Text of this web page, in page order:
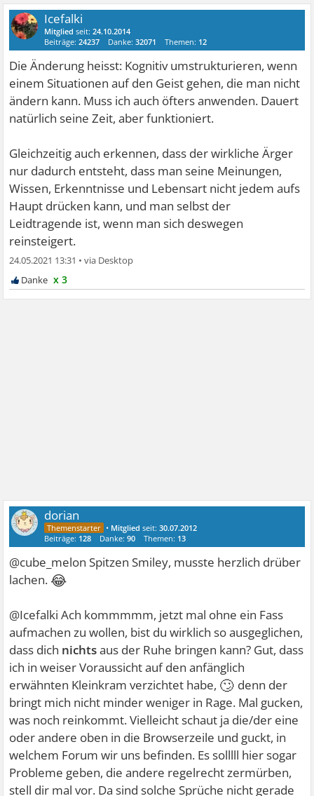
Icefalki
Mitglied seit:24.10.2014
Beiträge:24237 Danke:32071 Themen: 12
Die Änderung heisst: Kognitiv umstrukturieren, wenn
einem Situationen auf den Geist gehen, die man nicht
ändern kann. Muss ich auch öfters anwenden. Dauert
natürlich seine Zeit, aber funktioniert.
Gleichzeitig auch erkennen, dass der wirkliche Ärger
nur dadurch entsteht, dass man seine Meinungen,
Wissen, Erkenntnisse und Lebensart nicht jedem aufs
Haupt drücken kann, und man selbst der
Leidtragende ist, wenn man sich deswegen
reinsteigert.
24.05.2021 13:31 •
x 3
dorian
• Mitglied seit:30.07.2012
Beiträge: 128 Danke:90 Themen: 13
@cube_melon Spitzen Smiley, musste herzlich drüber
lachen. 😂
@Icefalki Ach kommmmm, jetzt mal ohne ein Fass
aufmachen zu wollen, bist du wirklich so ausgeglichen,
dass dich nichtsaus der Ruhe bringen kann? Gut, dass
ich in weiser Voraussicht auf den anfänglich
erwähnten Kleinkram verzichtet habe, 🙄 denn der
bringt mich nicht minder weniger in Rage. Mal gucken,
was noch reinkommt. Vielleicht schaut ja die/der eine
oder andere oben in die Browserzeile und guckt, in
welchem Forum wir uns befinden. Es solllll hier sogar
Probleme geben, die andere regelrecht zermürben,
stell dir mal vor. Da sind solche Sprüche nicht gerade